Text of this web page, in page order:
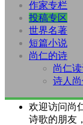
作家专栏
投稿专区
世界名著
短篇小说
尚仁的诗
尚仁
诗人
欢迎访问尚
诗歌的朋友